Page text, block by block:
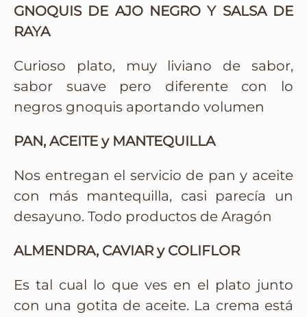
GNOQUIS DE AJO NEGRO Y SALSA DE
RAYA
Curioso plato, muy liviano de sabor,
sabor suave pero diferente con lo
negros gnoquis aportando volumen
PAN, ACEITE y MANTEQUILLA
Nos entregan el servicio de pan y aceite
con más mantequilla, casi parecía un
desayuno. Todo productos de Aragón
ALMENDRA, CAVIAR y COLIFLOR
Es tal cual lo que ves en el plato junto
con una gotita de aceite. La crema está